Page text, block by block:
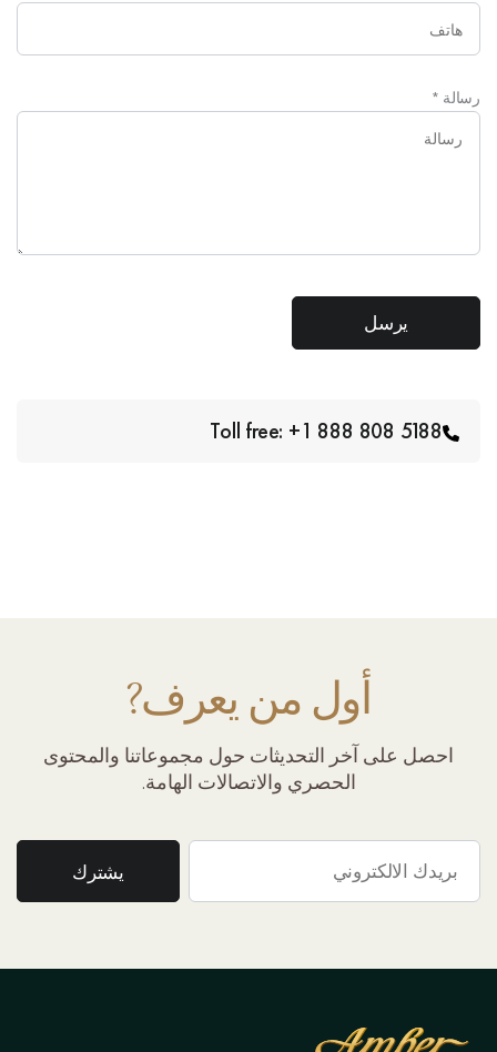
رسالة *
Toll free: +1 888 808 5188
أول من يعرف?
احصل على آخر التحديثات حول مجموعاتنا والمحتوى
الحصري والاتصالات الهامة.